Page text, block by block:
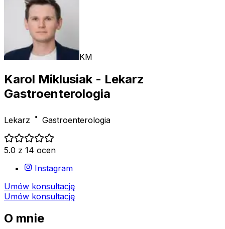
KM
Karol Miklusiak - Lekarz
Gastroenterologia
Lekarz Gastroenterologia
5.0 z 14 ocen
Instagram
Umów konsultację
Umów konsultację
O mnie